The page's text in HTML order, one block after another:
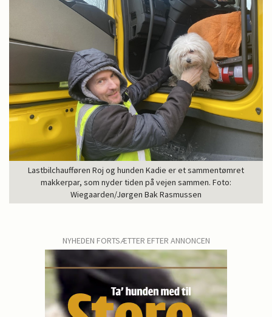
Lastbilchaufføren Roj og hunden Kadie er et sammentømret
makkerpar, som nyder tiden på vejen sammen. Foto:
Wiegaarden/Jørgen Bak Rasmussen
NYHEDEN FORTSÆTTER EFTER ANNONCEN